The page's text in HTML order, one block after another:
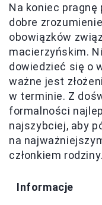
Na koniec
dobre
obowiązków
macierzyńskim.
dowiedzieć się o
ważne jest
w terminie. Z
formalności
najszybciej, aby
na
członkiem rodziny.
Informacje